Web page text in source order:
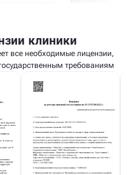
клиники
все необходимые лицензии,
требованиям